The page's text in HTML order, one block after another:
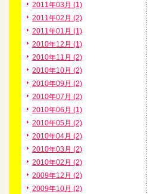
2011年03月 (1)
2011年02月 (2)
2011年01月 (1)
2010年12月 (1)
2010年11月 (2)
2010年10月 (2)
2010年09月 (2)
2010年07月 (2)
2010年06月 (1)
2010年05月 (2)
2010年04月 (2)
2010年03月 (2)
2010年02月 (2)
2009年12月 (2)
2009年10月 (2)